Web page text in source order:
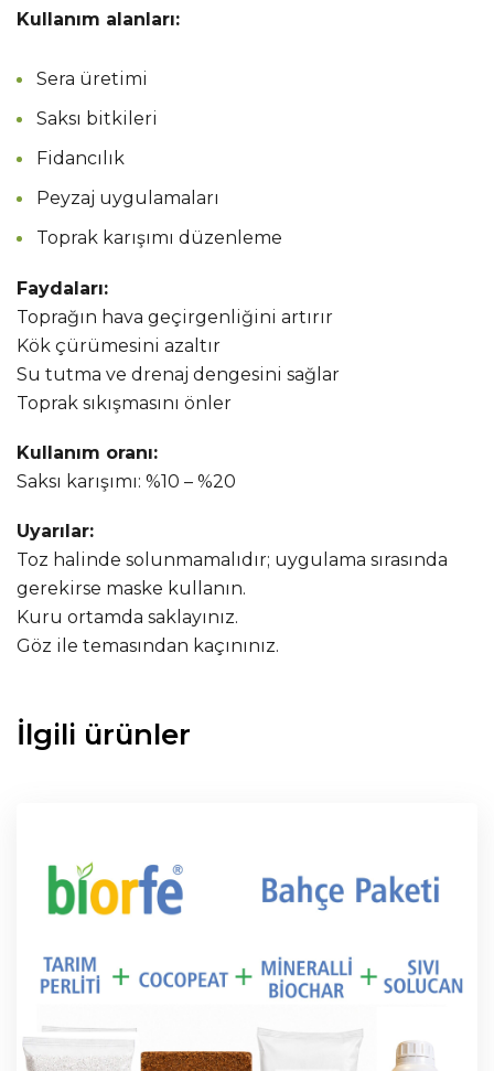
Kullanım alanları:
Sera üretimi
Saksı bitkileri
Fidancılık
Peyzaj uygulamaları
Toprak karışımı düzenleme
Faydaları:
Toprağın hava geçirgenliğini artırır
Kök çürümesini azaltır
Su tutma ve drenaj dengesini sağlar
Toprak sıkışmasını önler
Kullanım oranı:
Saksı karışımı: %10 – %20
Uyarılar:
Toz halinde solunmamalıdır; uygulama sırasında
gerekirse maske kullanın.
Kuru ortamda saklayınız.
Göz ile temasından kaçınınız.
İlgili ürünler